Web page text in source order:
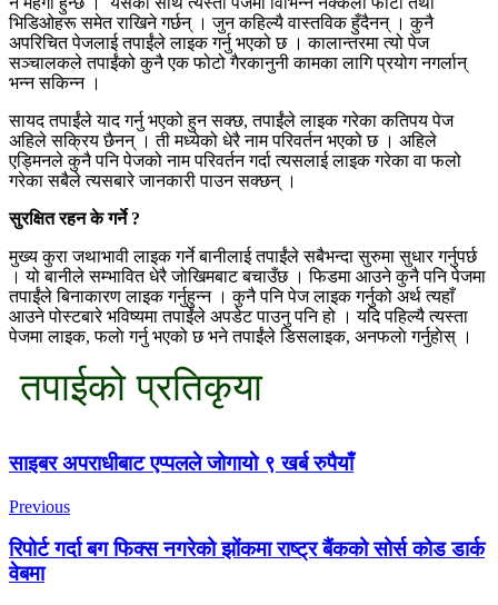
भिडिओहरू समेत राखिने गर्छन् । जुन कहिल्यै वास्तविक हुँदैनन् । कुनै
अपरिचित पेजलाई तपाईंले लाइक गर्नु भएको छ । कालान्तरमा त्यो पेज
सञ्चालकले तपाईंको कुनै एक फोटो गैरकानुनी कामका लागि प्रयोग नगर्लान्
भन्न सकिन्न ।
सायद तपाईंले याद गर्नु भएको हुन सक्छ, तपाईंले लाइक गरेका कतिपय पेज
अहिले सक्रिय छैनन् । ती मध्येको धेरै नाम परिवर्तन भएको छ । अहिले
एड्मिनले कुनै पनि पेजको नाम परिवर्तन गर्दा त्यसलाई लाइक गरेका वा फलो
गरेका सबैले त्यसबारे जानकारी पाउन सक्छन् ।
सुरक्षित रहन के गर्ने ?
मुख्य कुरा जथाभावी लाइक गर्ने बानीलाई तपाईंले सबैभन्दा सुरुमा सुधार गर्नुपर्छ
। यो बानीले सम्भावित धेरै जोखिमबाट बचाउँछ । फिडमा आउने कुनै पनि पेजमा
तपाईंले बिनाकारण लाइक गर्नुहुन्न । कुनै पनि पेज लाइक गर्नुको अर्थ त्यहाँ
आउने पोस्टबारे भविष्यमा तपाईंले अपडेट पाउनु पनि हो । यदि पहिल्यै त्यस्ता
पेजमा लाइक, फलाे गर्नु भएको छ भने तपाईंले डिसलाइक, अनफलाे गर्नुहाेस् ।
तपाईको प्रतिकृया
Post
Navigation
साइबर अपराधीबाट एप्पलले जोगायो ९ खर्ब रुपैयाँ
Previous
रिपोर्ट गर्दा बग फिक्स नगरेको झोंकमा राष्ट्र बैंकको सोर्स कोड डार्क
वेबमा